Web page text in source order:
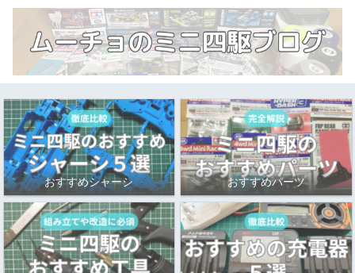
おすすめシャーシ おすすめパーツ